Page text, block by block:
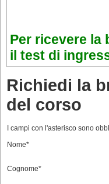
Per ricevere la
il test di
Richiedi la
del corso
I campi con l'asterisco sono
Nome*
Cognome*